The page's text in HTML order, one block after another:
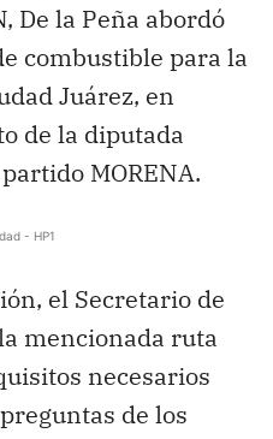
De la Peña abordó
combustible para la
Juárez, en
de la diputada
MORENA.
- HP1
el Secretario de
mencionada ruta
necesarios
de los